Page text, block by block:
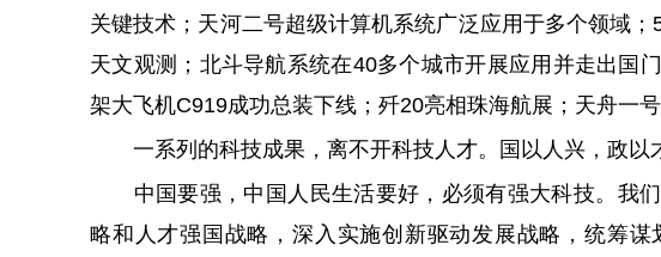
关键技术；天河二号超级计算机系统广泛应用于多个领域
天文观测；北斗导航系统在40多个城市开展应用并走出国
架大飞机C919成功总装下线；歼20亮相珠海航展；天舟一
一系列的科技成果，离不开科技人才。国以人兴，政以
中国要强，中国人民生活要好，必须有强大科技。我
略和人才强国战略，深入实施创新驱动发展战略，统筹